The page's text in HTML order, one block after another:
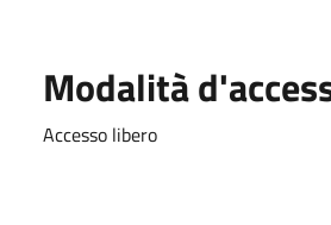
Modalità
Accesso libero